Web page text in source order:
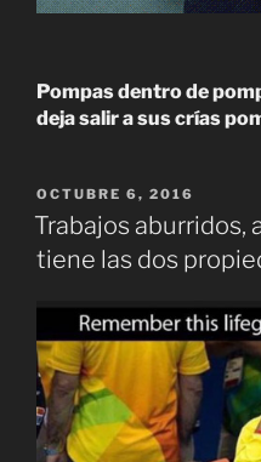
Pompas dentro de
deja salir a sus crías
PUBLICADO
EL
OCTUBRE 6, 2016
Trabajos aburridos,
tiene las dos